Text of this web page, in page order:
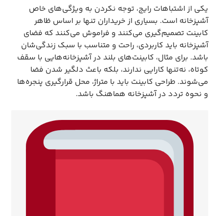
یکی از اشتباهات رایج، توجه نکردن به ویژگی‌های خاص
آشپزخانه است. بسیاری از خریداران تنها بر اساس ظاهر
کابینت تصمیم‌گیری می‌کنند و فراموش می‌کنند که فضای
آشپزخانه باید کاربردی، راحت و متناسب با سبک زندگی‌شان
باشد. برای مثال، کابینت‌های بلند در آشپزخانه‌هایی با سقف
کوتاه، نه‌تنها کارایی ندارند، بلکه باعث دلگیر شدن فضا
می‌شوند. طراحی کابینت باید با متراژ، محل قرارگیری پنجره‌ها
و نحوه تردد در آشپزخانه هماهنگ باشد.